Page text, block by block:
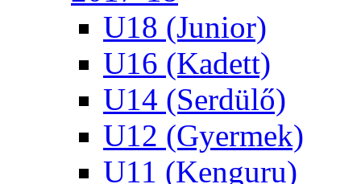
U18 (Junior)
U16 (Kadett)
U14 (Serdülő)
U12 (Gyermek)
U11 (Kenguru)